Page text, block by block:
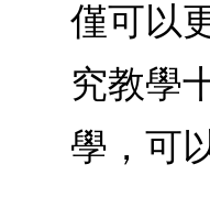
僅可以
究教學
學，可